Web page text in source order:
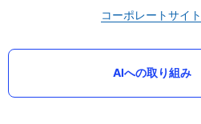
コーポレートサイト
AIへの取り組み